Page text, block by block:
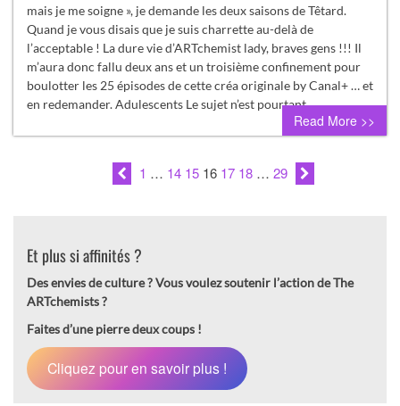
mais je me soigne », je demande les deux saisons de Têtard.
Quand je vous disais que je suis charrette au-delà de
l’acceptable ! La dure vie d’ARTchemist lady, braves gens !!! Il
m’aura donc fallu deux ans et un troisième confinement pour
boulotter les 25 épisodes de cette créa originale by Canal+ … et
en redemander. Adulescents Le sujet n’est pourtant…
Read More >>
1 … 14 15 16 17 18 … 29
Et plus si affinités ?
Des envies de culture ?Vous voulez soutenir l’action de The
ARTchemists ?
Faites d’une pierre deux coups !
Cliquez pour en savoir plus !